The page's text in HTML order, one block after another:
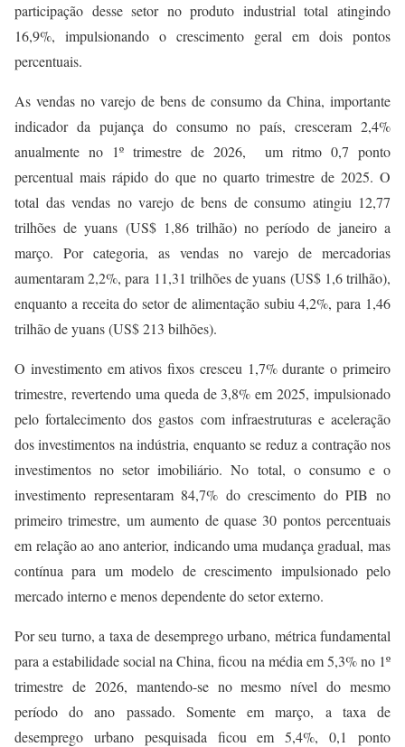
participação desse setor no produto industrial total atingindo
16,9%, impulsionando o crescimento geral em dois pontos
percentuais.
As vendas no varejo de bens de consumo da China, importante
indicador da pujança do consumo no país, cresceram 2,4%
anualmente no 1º trimestre de 2026, um ritmo 0,7 ponto
percentual mais rápido do que no quarto trimestre de 2025. O
total das vendas no varejo de bens de consumo atingiu 12,77
trilhões de yuans (US$ 1,86 trilhão) no período de janeiro a
março. Por categoria, as vendas no varejo de mercadorias
aumentaram 2,2%, para 11,31 trilhões de yuans (US$ 1,6 trilhão),
enquanto a receita do setor de alimentação subiu 4,2%, para 1,46
trilhão de yuans (US$ 213 bilhões).
O investimento em ativos fixos cresceu 1,7% durante o primeiro
trimestre, revertendo uma queda de 3,8% em 2025, impulsionado
pelo fortalecimento dos gastos com infraestruturas e aceleração
dos investimentos na indústria, enquanto se reduz a contração nos
investimentos no setor imobiliário. No total, o consumo e o
investimento representaram 84,7% do crescimento do PIB no
primeiro trimestre, um aumento de quase 30 pontos percentuais
em relação ao ano anterior, indicando uma mudança gradual, mas
contínua para um modelo de crescimento impulsionado pelo
mercado interno e menos dependente do setor externo.
Por seu turno, a taxa de desemprego urbano, métrica fundamental
para a estabilidade social na China, ficou na média em 5,3% no 1º
trimestre de 2026, mantendo-se no mesmo nível do mesmo
período do ano passado. Somente em março, a taxa de
desemprego urbano pesquisada ficou em 5,4%, 0,1 ponto